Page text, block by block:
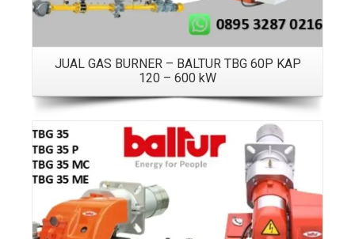
JUAL GAS BURNER – BALTUR TBG 60P KAP
120 – 600 kW
Details